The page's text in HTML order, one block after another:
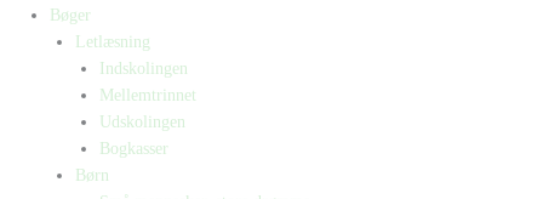
Bøger
Letlæsning
Indskolingen
Mellemtrinnet
Udskolingen
Bogkasser
Børn